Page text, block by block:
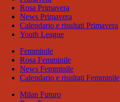
Rosa Primavera
News Primavera
Calendario e risultati Primavera
Youth League
Femminile
Rosa Femminile
News Femminile
Calendario e risultati Femminile
Milan Futuro